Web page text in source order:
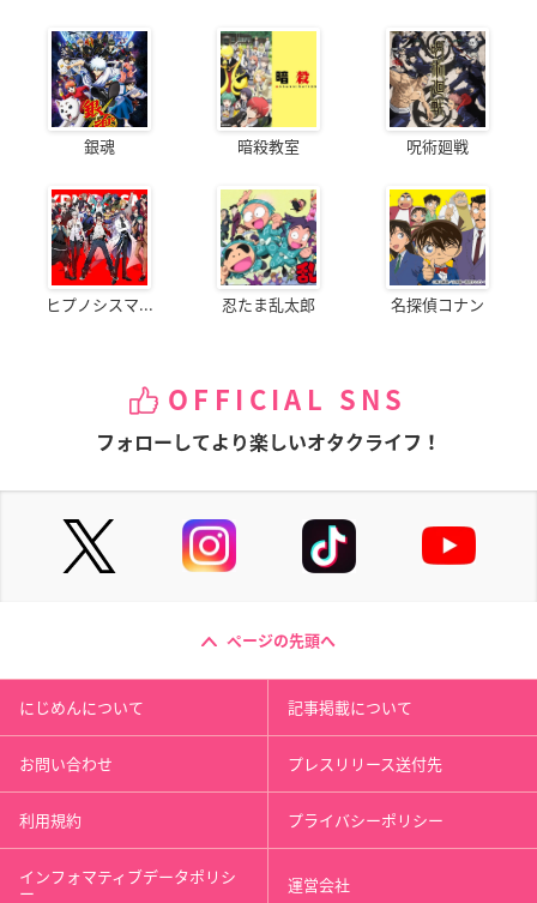
銀魂 暗殺教室 呪術廻戦
ヒプノシスマ... 忍たま乱太郎 名探偵コナン
OFFICIAL SNS
フォローしてより楽しいオタクライフ！
ページの先頭へ
にじめんについて 記事掲載について
お問い合わせ プレスリリース送付先
利用規約 プライバシーポリシー
インフォマティブデータポリシ
ー 運営会社